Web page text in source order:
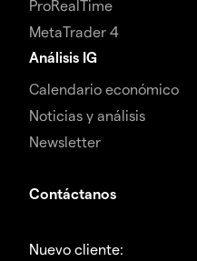
ProRealTime
MetaTrader 4
Análisis IG
Calendario económico
Noticias y análisis
Newsletter
Contáctanos
Nuevo cliente: